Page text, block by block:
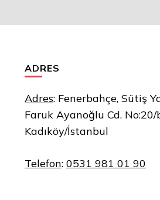
ADRES
Adres: Fenerbahçe, Sütiş
Faruk Ayanoğlu Cd. No:20/
Kadıköy/İstanbul
Telefon: 0531 981 01 90